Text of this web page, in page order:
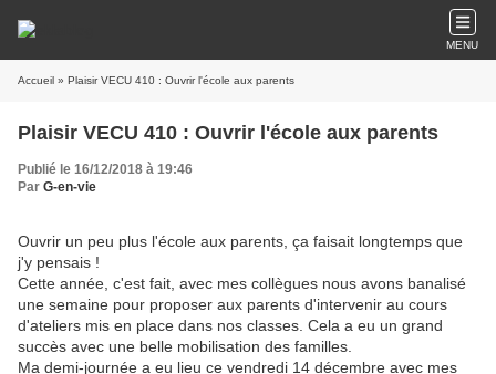
MENU
Accueil » Plaisir VECU 410 : Ouvrir l'école aux parents
Plaisir VECU 410 : Ouvrir l'école aux parents
Publié le 16/12/2018 à 19:46
Par G-en-vie
Ouvrir un peu plus l'école aux parents, ça faisait longtemps que
j'y pensais !
Cette année, c'est fait, avec mes collègues nous avons banalisé
une semaine pour proposer aux parents d'intervenir au cours
d'ateliers mis en place dans nos classes. Cela a eu un grand
succès avec une belle mobilisation des familles.
Ma demi-journée a eu lieu ce vendredi 14 décembre avec mes